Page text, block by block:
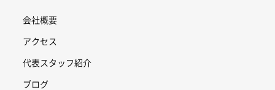
会社概要
アクセス
代表スタッフ紹介
ブログ